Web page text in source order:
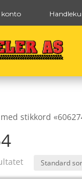
konto
stikkord